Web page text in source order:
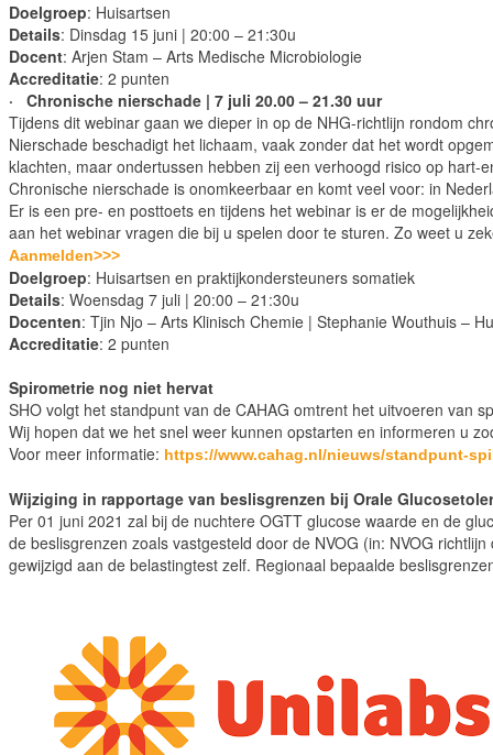
Doelgroep: Huisartsen
Details: Dinsdag 15 juni | 20:00 – 21:30u
Docent: Arjen Stam – Arts Medische Microbiologie
Accreditatie: 2 punten
· Chronische nierschade | 7 juli 20.00 – 21.30 uur
Tijdens dit webinar gaan we dieper in op de NHG-richtlijn rondom
Nierschade beschadigt het lichaam, vaak zonder dat het wordt
klachten, maar ondertussen hebben zij een verhoogd risico op
Chronische nierschade is onomkeerbaar en komt veel voor: in
Er is een pre- en posttoets en tijdens het webinar is er de
aan het webinar vragen die bij u spelen door te sturen. Zo weet u
Aanmelden>>>
Doelgroep: Huisartsen en praktijkondersteuners somatiek
Details: Woensdag 7 juli | 20:00 – 21:30u
Docenten: Tjin Njo – Arts Klinisch Chemie | Stephanie Wouthuis –
Accreditatie: 2 punten
Spirometrie nog niet hervat
SHO volgt het standpunt van de CAHAG omtrent het uitvoeren van
Wij hopen dat we het snel weer kunnen opstarten en informeren u
Voor meer informatie: https://www.cahag.nl/nieuws/standpunt-
Wijziging in rapportage van beslisgrenzen bij Orale
Per 01 juni 2021 zal bij de nuchtere OGTT glucose waarde en de
de beslisgrenzen zoals vastgesteld door de NVOG (in: NVOG
gewijzigd aan de belastingtest zelf. Regionaal bepaalde